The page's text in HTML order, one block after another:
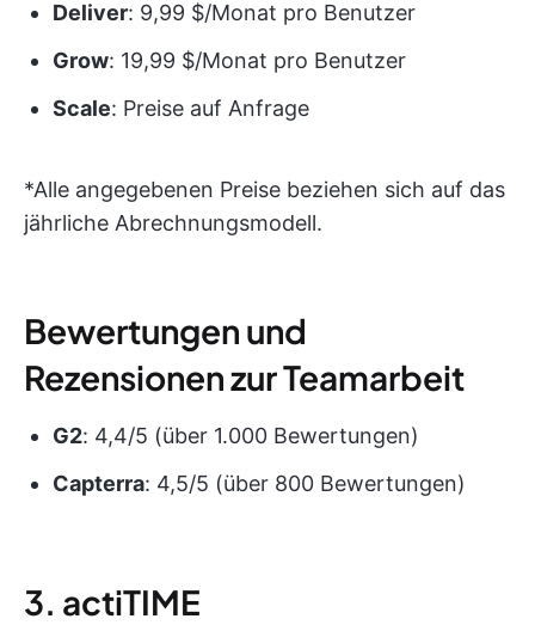
Deliver: 9,99 $/Monat pro Benutzer
Grow: 19,99 $/Monat pro Benutzer
Scale: Preise auf Anfrage
*Alle angegebenen Preise beziehen sich auf das
jährliche Abrechnungsmodell.
Bewertungen und
Rezensionen zur Teamarbeit
G2: 4,4/5 (über 1.000 Bewertungen)
Capterra: 4,5/5 (über 800 Bewertungen)
3. actiTIME